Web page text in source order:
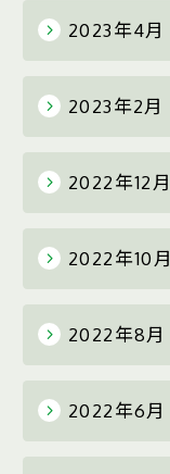
2023年4月
2023年2月
2022年12月
2022年10月
2022年8月
2022年6月